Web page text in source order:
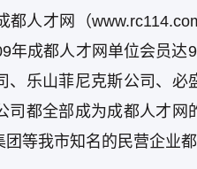
都人才网（
年成都人才网单位会员
、乐山菲尼克斯公司、
司都全部成为成都人才网
等我市知名的民营企业